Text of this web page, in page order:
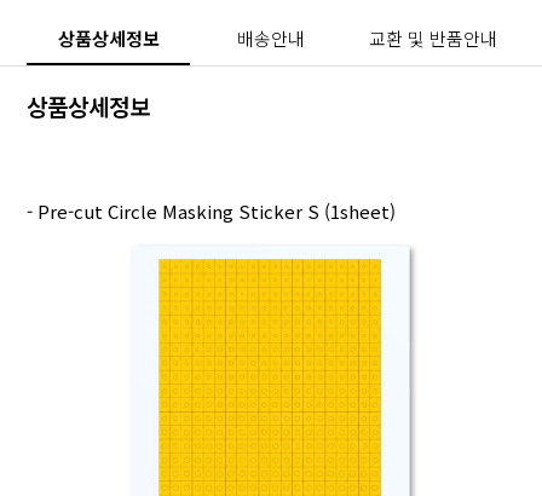
상품상세정보 배송안내 교환 및 반품안내
상품상세정보
- Pre-cut Circle Masking Sticker S (1sheet)